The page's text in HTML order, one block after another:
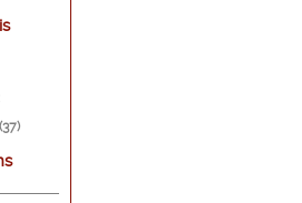
37)